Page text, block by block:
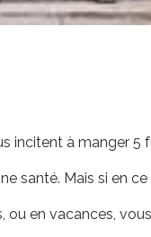
incitent à manger 5
santé. Mais si en
en vacances,